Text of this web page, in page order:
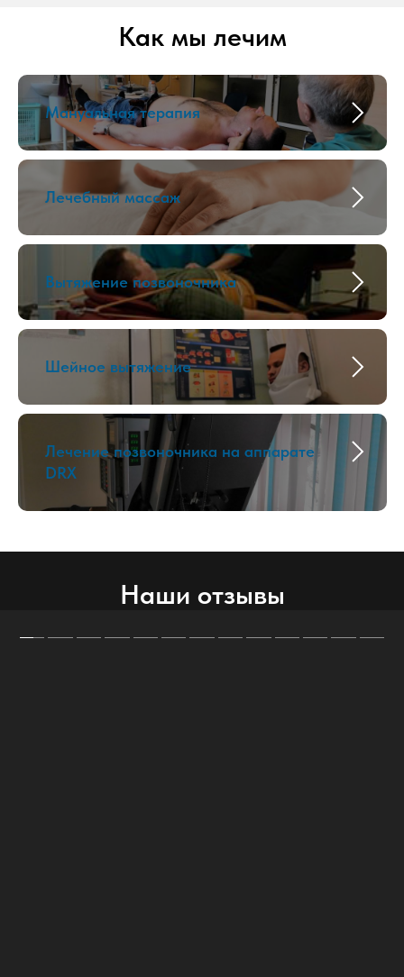
Как мы лечим
Мануальная терапия
Лечебный массаж
Вытяжение позвоночника
Шейное вытяжение
Лечение позвоночника на аппарате
DRX
Наши отзывы